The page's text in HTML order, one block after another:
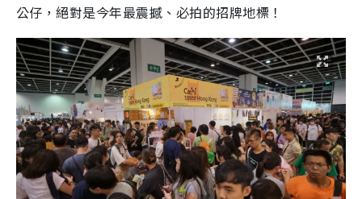
公仔，絕對是今年最震撼、必拍的招牌地標！